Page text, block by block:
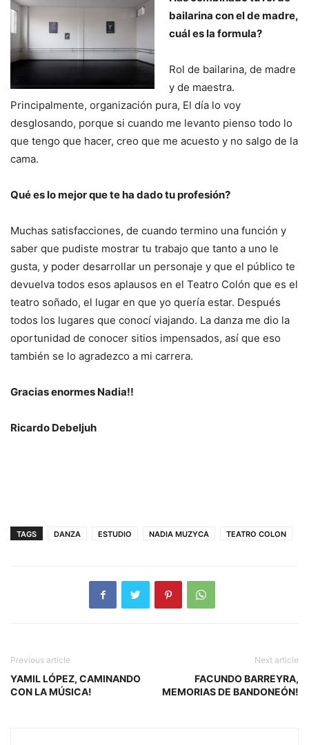
bailarina con el de madre,
cuál es la formula?
Rol de bailarina, de madre
y de maestra.
Principalmente, organización pura, El día lo voy
desglosando, porque si cuando me levanto pienso todo lo
que tengo que hacer, creo que me acuesto y no salgo de la
cama.
Qué es lo mejor que te ha dado tu profesión?
Muchas satisfacciones, de cuando termino una función y
saber que pudiste mostrar tu trabajo que tanto a uno le
gusta, y poder desarrollar un personaje y que el público te
devuelva todos esos aplausos en el Teatro Colón que es el
teatro soñado, el lugar en que yo quería estar. Después
todos los lugares que conocí viajando. La danza me dio la
oportunidad de conocer sitios impensados, así que eso
también se lo agradezco a mi carrera.
Gracias enormes Nadia!!
Ricardo Debeljuh
TAGS DANZA ESTUDIO NADIA MUZYCA TEATRO COLON
Previous article
YAMIL LÓPEZ, CAMINANDO
CON LA MÚSICA!
Next article
FACUNDO BARREYRA,
MEMORIAS DE BANDONEÓN!